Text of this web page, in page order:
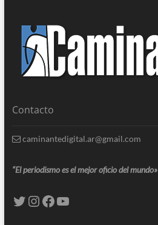
Contacto
caminantedigital.ar@gmail.com
“El periodismo es el mejor oficio del mundo»